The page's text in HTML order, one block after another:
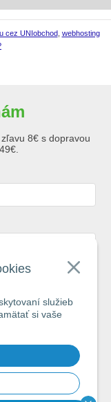
služieb
si vaše
cez UNIobchod, webhosting
8€ s dopravou
Poradca a 1x
z nášho blogu.
1. mieste.Zoznámte sa s